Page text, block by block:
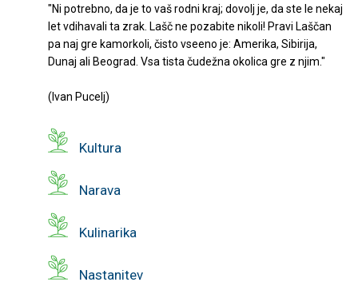
"Ni potrebno, da je to vaš rodni kraj; dovolj je, da ste le nekaj
let vdihavali ta zrak. Lašč ne pozabite nikoli! Pravi Laščan
pa naj gre kamorkoli, čisto vseeno je: Amerika, Sibirija,
Dunaj ali Beograd. Vsa tista čudežna okolica gre z njim."
(Ivan Pucelj)
Kultura
Narava
Kulinarika
Nastanitev